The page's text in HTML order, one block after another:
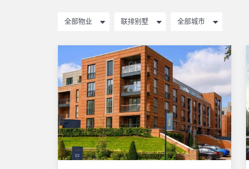
全部物业 联排别墅 全部城市